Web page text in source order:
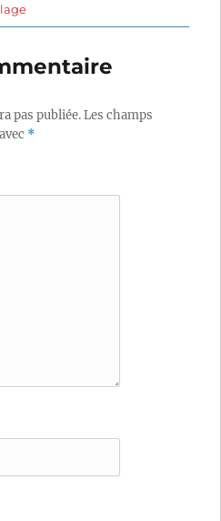
pas publiée.Les champs
*